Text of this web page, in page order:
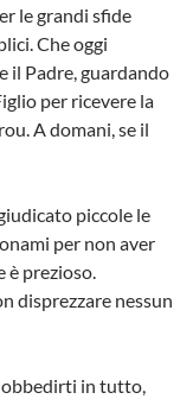
le grandi sfide
Che oggi
il Padre, guardando
per ricevere la
A domani, se il
piccole le
per non aver
è prezioso.
disprezzare nessun
obbedirti in tutto,